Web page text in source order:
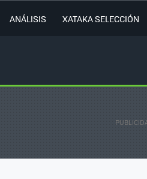
ANÁLISIS XATAKA SELECCIÓN